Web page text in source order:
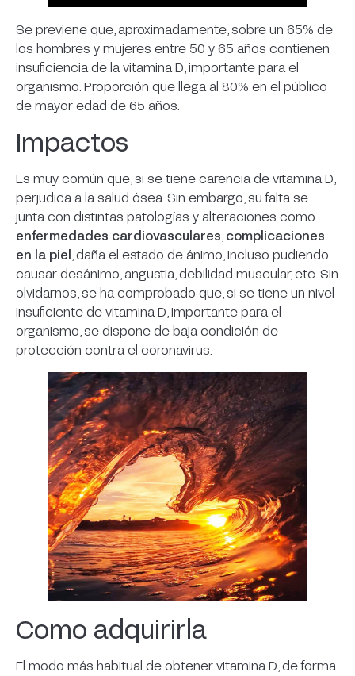
Se previene que, aproximadamente, sobre un 65% de
los hombres y mujeres entre 50 y 65 años contienen
insuficiencia de la vitamina D, importante para el
organismo. Proporción que llega al 80% en el público
de mayor edad de 65 años.
Impactos
Es muy común que, si se tiene carencia de vitamina D,
perjudica a la salud ósea. Sin embargo, su falta se
junta con distintas patologías y alteraciones como
enfermedades cardiovasculares complicaciones
en la piel , daña el estado de ánimo, incluso pudiendo
causar desánimo, angustia, debilidad muscular, etc. Sin
olvidarnos, se ha comprobado que, si se tiene un nivel
insuficiente de vitamina D, importante para el
organismo, se dispone de baja condición de
protección contra el coronavirus.
Como adquirirla
El modo más habitual de obtener vitamina D, de forma